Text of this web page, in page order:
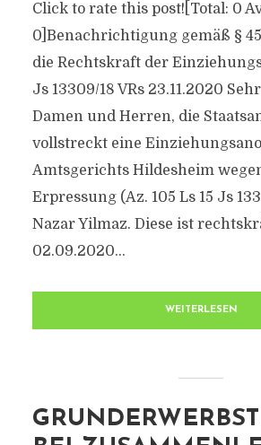
Click to rate this post![Total: 0
0]Benachrichtigung gemäß §
die Rechtskraft der
Js 13309/18 VRs 23.11.2020
Damen und Herren, die
vollstreckt eine
Amtsgerichts Hildesheim
Erpressung (Az. 105 Ls 15 Js
Nazar Yilmaz. Diese ist
02.09.2020...
WEITERLESEN